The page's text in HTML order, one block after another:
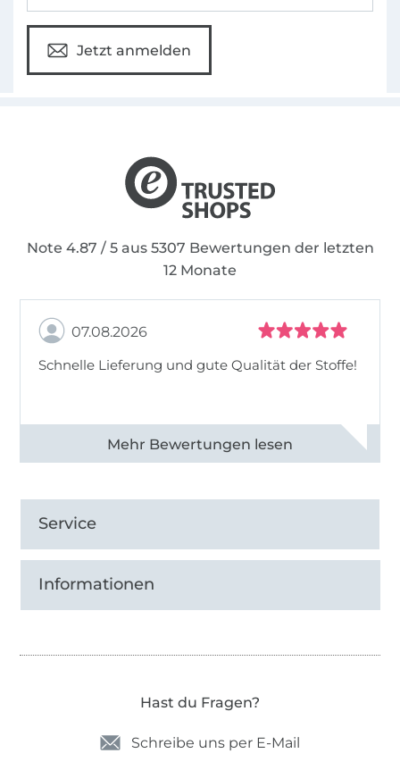
Jetzt anmelden
Note 4.87 / 5 aus 5307 Bewertungen der letzten
12 Monate
07.08.2026
Schnelle Lieferung und gute Qualität der Stoffe!
Alle 82968 Bewertungen ansehen
Service
Informationen
Hast du Fragen?
Schreibe uns per E-Mail